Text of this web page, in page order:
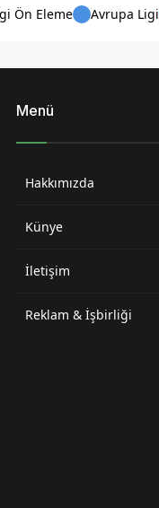
Ön Eleme Avrupa Ligi
Menü
Hakkımızda
Künye
İletişim
Reklam & İşbirliği